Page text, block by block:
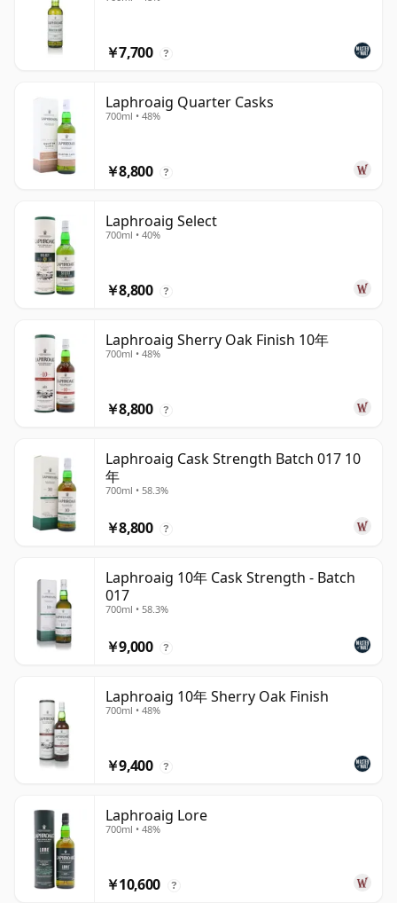
￥7,700 ?
Laphroaig Quarter Casks
700ml • 48%
￥8,800 ?
Laphroaig Select
700ml • 40%
￥8,800 ?
Laphroaig Sherry Oak Finish 10年
700ml • 48%
￥8,800 ?
Laphroaig Cask Strength Batch 017 10
年
700ml • 58.3%
￥8,800 ?
Laphroaig 10年 Cask Strength - Batch
017
700ml • 58.3%
￥9,000 ?
Laphroaig 10年 Sherry Oak Finish
700ml • 48%
￥9,400 ?
Laphroaig Lore
700ml • 48%
￥10,600 ?